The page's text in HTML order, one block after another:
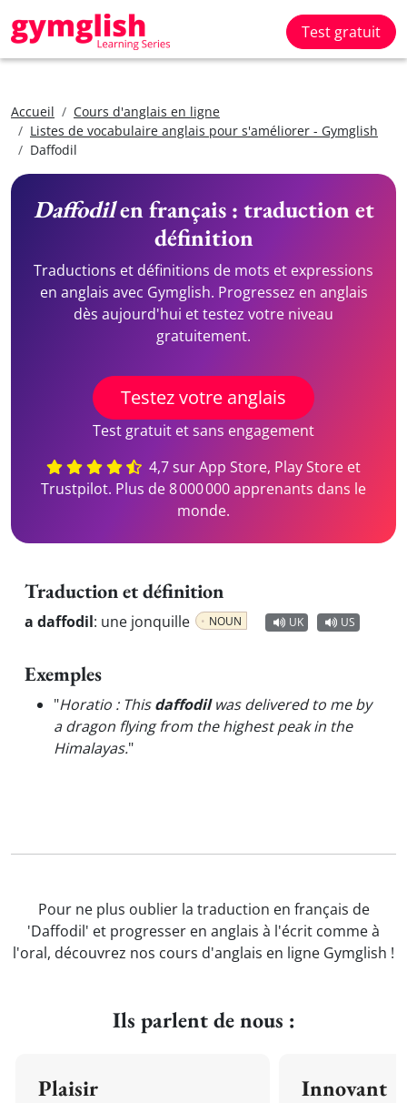
Test gratuit
Accueil
Cours d'anglais en ligne
Listes de vocabulaire anglais pour s'améliorer - Gymglish
Daffodil
Daffodilen français : traduction et
définition
Traductions et définitions de mots et expressions
en anglais avec Gymglish. Progressez en anglais
dès aujourd'hui et testez votre niveau
gratuitement.
Testez votre anglais
Test gratuit et sans engagement
4,7 sur App Store, Play Store et
Trustpilot. Plus de 8 000 000 apprenants dans le
monde.
Traduction et définition
a daffodil: une jonquille NOUN UK US
Exemples
"Horatio : Thisdaffodilwas delivered to me by
a dragon flying from the highest peak in the
Himalayas."
Pour ne plus oublier la traduction en français de
'Daffodil' et progresser en anglais à l'écrit comme à
l'oral, découvrez nos cours d'anglais en ligne Gymglish !
Ils parlent de nous :
Plaisir Innovant